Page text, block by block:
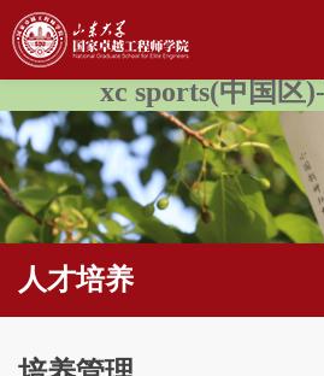
xc sports(中国区
人才培养